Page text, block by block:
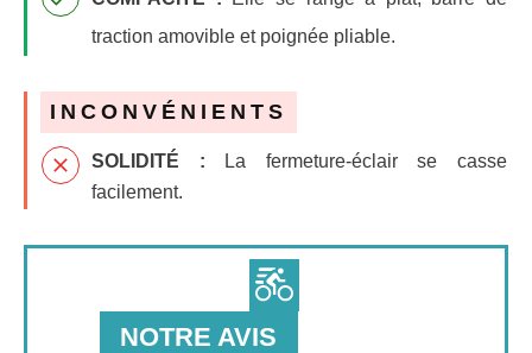
traction amovible et poignée pliable.
INCONVÉNIENTS
SOLIDITÉ :
La fermeture-éclair se casse
facilement.
NOTRE AVIS